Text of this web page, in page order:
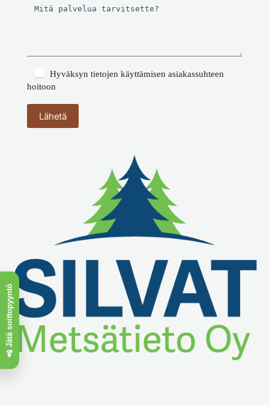
Hyväksyn tietojen käyttämisen asiakassuhteen
hoitoon
Lähetä